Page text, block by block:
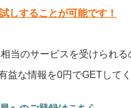
しすることが可能です！
当のサービスを受けられる
益な情報を0円でGETしてく